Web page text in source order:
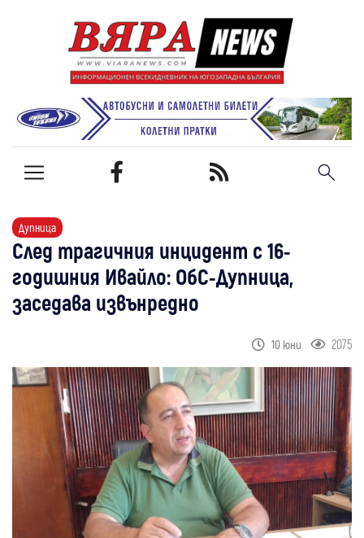
Дупница
След трагичния инцидент с 16-
годишния Ивайло: ОбС-Дупница,
заседава извънредно
10 юни 2075